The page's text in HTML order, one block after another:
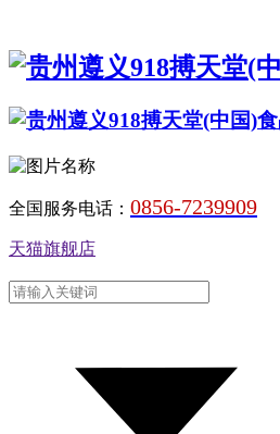
全国服务电话： 0856-7239909
天猫旗舰店